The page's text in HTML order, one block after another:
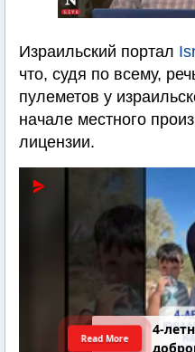
Израильский портал
что, судя по всему,
пулеметов у
начале местного
лицензии.
4-
Read More